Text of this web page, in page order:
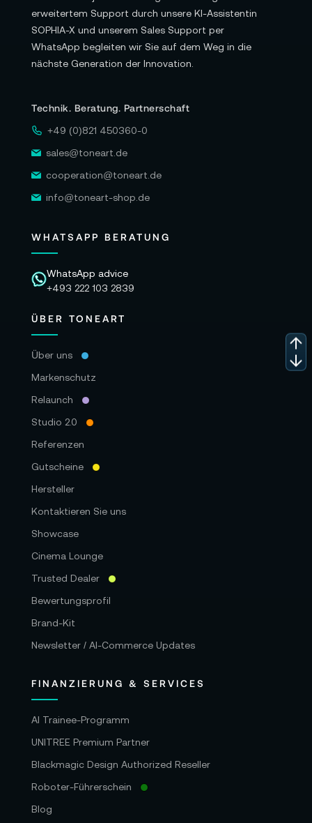
erweitertem Support durch unsere KI-Assistentin
SOPHIA-X und unserem Sales Support per
WhatsApp begleiten wir Sie auf dem Weg in die
nächste Generation der Innovation.
Technik. Beratung. Partnerschaft
+49 (0)821 450360-0
sales@toneart.de
cooperation@toneart.de
info@toneart-shop.de
WHATSAPP BERATUNG
WhatsApp advice
+493 222 103 2839
ÜBER TONEART
Über uns
Markenschutz
Relaunch
Studio 2.0
Referenzen
Gutscheine
Hersteller
Kontaktieren Sie uns
Showcase
Cinema Lounge
Trusted Dealer
Bewertungsprofil
Brand-Kit
Newsletter / AI-Commerce Updates
FINANZIERUNG & SERVICES
AI Trainee-Programm
UNITREE Premium Partner
Blackmagic Design Authorized Reseller
Roboter-Führerschein
Blog